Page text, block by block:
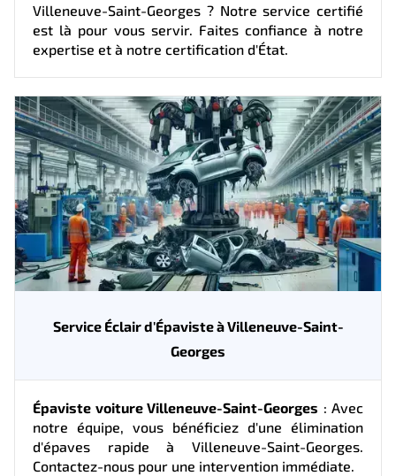
Villeneuve-Saint-Georges ? Notre service certifié
est là pour vous servir. Faites confiance à notre
expertise et à notre certification d'État.
Service Éclair d'Épaviste à Villeneuve-Saint-
Georges
Épaviste voiture Villeneuve-Saint-Georges : Avec
notre équipe, vous bénéficiez d'une élimination
d'épaves rapide à Villeneuve-Saint-Georges.
Contactez-nous pour une intervention immédiate.